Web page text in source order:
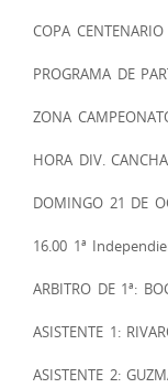
COPA
PROGRAMA DE
ZONA
HORA DIV.
DOMINGO 21 DE
16.00 1ª
ARBITRO DE 1ª:
ASISTENTE 1:
ASISTENTE 2: